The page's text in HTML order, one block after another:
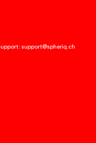
support@spheriq.ch